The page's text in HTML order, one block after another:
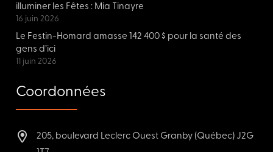
illuminer les Fêtes : Mia Tinayre
16 juin 2026
Le Festin-Homard amasse 142 400 $ pour la santé des
gens d’ici
11 juin 2026
Coordonnées
205, boulevard Leclerc Ouest Granby (Québec) J2G